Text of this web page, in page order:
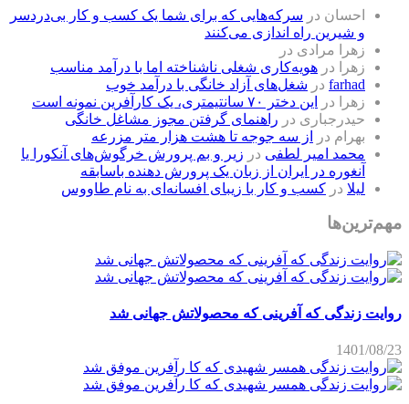
احسان در سرکه‌هایی که برای شما یک کسب و کار بی‌دردسر
و شیرین راه اندازی می‌کنند
زهرا مرادی در
زهرا
در هویه‌کاری شغلی ناشناخته اما با درآمد مناسب
farhad در شغل‌های آزاد خانگی با درآمد خوب
زهرا
در
این دختر ۷۰ سانتیمتری، یک کارآفرین نمونه است
حیدرجباری در راهنمای گرفتن مجوز مشاغل خانگی
بهرام در
از سه جوجه تا هشت هزار متر مزرعه
محمد امیر لطفی در زیر و بم پرورش خرگوش‌های آنکورا یا
آنغوره در ایران از زبان یک پرورش دهنده باسابقه
لیلا در کسب و کار با زیبای افسانه‌ای به نام طاووس
مهم‌ترین‌ها
روایت زندگی که آفرینی که محصولاتش جهانی شد
1401/08/23